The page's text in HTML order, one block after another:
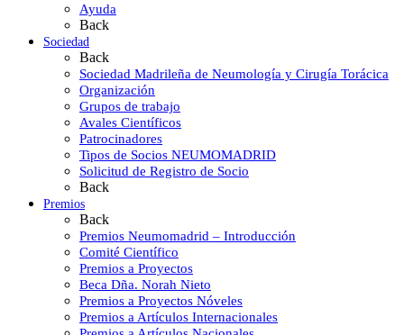
Ayuda
Back
Sociedad
Back
Sociedad Madrileña de Neumología y Cirugía Torácica
Organización
Grupos de trabajo
Avales Científicos
Patrocinadores
Tipos de Socios NEUMOMADRID
Solicitud de Registro de Socio
Back
Premios
Back
Premios Neumomadrid – Introducción
Comité Científico
Premios a Proyectos
Beca Dña. Norah Nieto
Premios a Proyectos Nóveles
Premios a Artículos Internacionales